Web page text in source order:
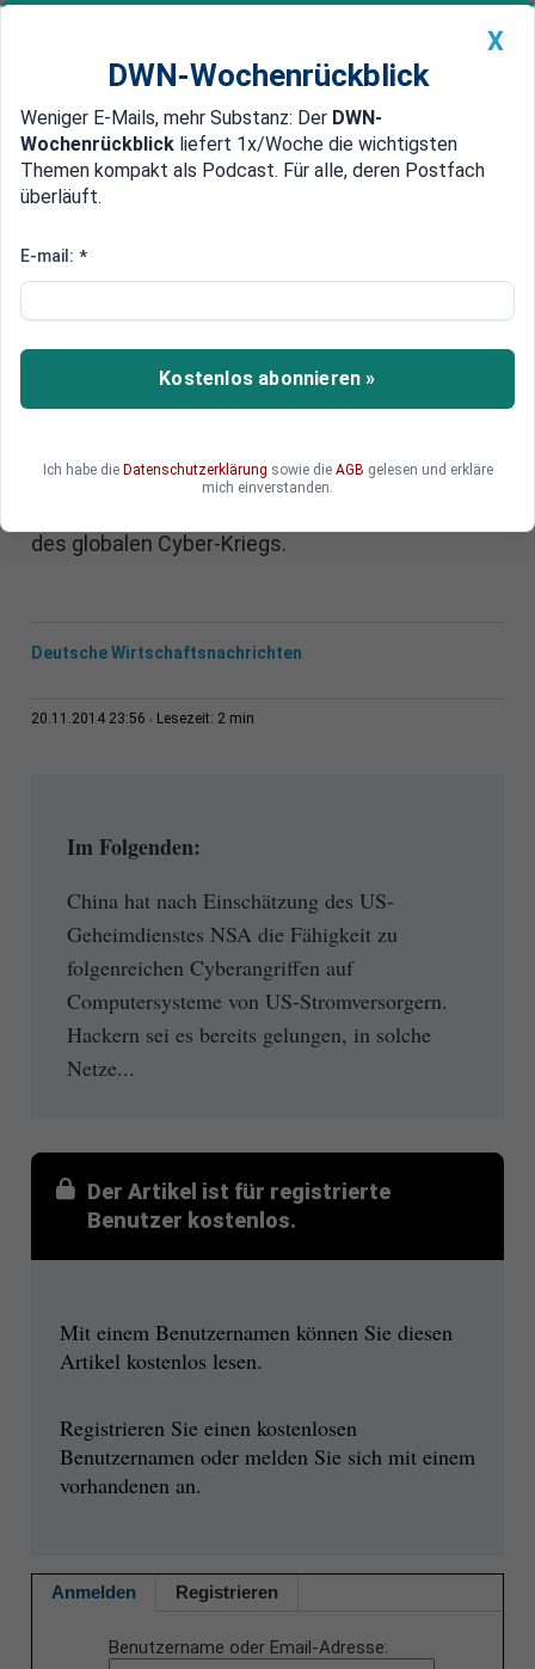
Newsticker MEIN DWN: Geldanlage Premium
Edelmetalle DWN-Magazin China
Bisher waren Russen der Feind
NSA-Chef warnt von
chinesischen Cyber-Angriffen
auf US-Stromnetze
Der US-Geheimdienst NSA will in Erfahrung
Lage seien, die amerikanischen Stromnetze
lahmzulegen. Bisher galten die Russen als die
des globalen Cyber-Kriegs.
Deutsche Wirtschaftsnachrichten
20.11.2014 23:56 Lesezeit: 2 min
Im Folgenden:
China hat nach Einschätzung des US-
Geheimdienstes NSA die Fähigkeit zu
folgenreichen Cyberangriffen auf
Computersysteme von US-Stromversorgern.
Hackern sei es bereits gelungen, in solche
Netze...
Der Artikel ist für registrierte
Benutzer kostenlos.
Mit einem Benutzernamen können Sie diesen
Artikel kostenlos lesen.
Registrieren Sie einen kostenlosen
Benutzernamen oder melden Sie sich mit einem
vorhandenen an.
Anmelden Registrieren
Benutzername oder Email-Adresse
X
DWN-Wochenrückblick
Weniger E-Mails, mehr Substanz: Der DWN-
Wochenrückblick liefert 1x/Woche die wichtigsten
Themen kompakt als Podcast. Für alle, deren Postfach
überläuft.
E-mail: *
Kostenlos abonnieren »
Ich habe die Datenschutzerklärung sowie die AGB gelesen und erkläre
mich einverstanden.